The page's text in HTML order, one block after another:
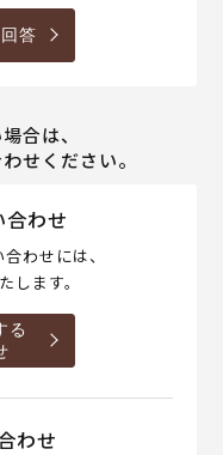
答
合は、
せください。
合わせ
わせには、
します。
る
わせ